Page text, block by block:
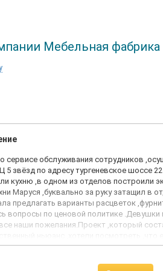
Мебельная
сервисе обслуживания сотрудников
звёзд по адресу тургеневское шоссе
кухню ,в одном из отделов построили
Маруся ,буквально за руку затащил в
предлагать варианты расцветок
вопросы по ценовой политике
наши пожелания.Проект ,который
ньюанс ,хотели посмотреть ,что
случае ,сотрудники магазина
заехать в отдел и спросить ,готов ли